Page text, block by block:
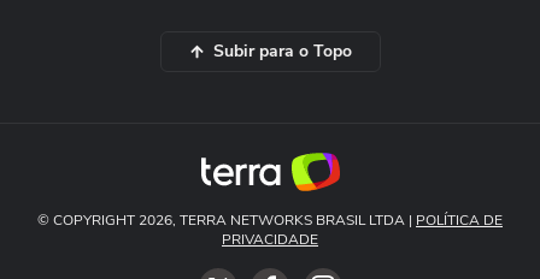
Subir para o Topo
© COPYRIGHT 2026, TERRA NETWORKS BRASIL LTDA | POLÍTICA DE
PRIVACIDADE